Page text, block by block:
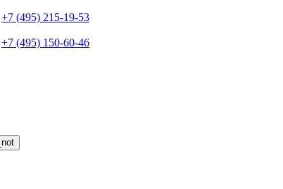
+7 (495) 215-19-53
+7 (495) 150-60-46